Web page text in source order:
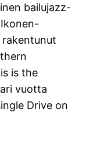
bailujazz-
rakentunut
is the
vuotta
Drive on